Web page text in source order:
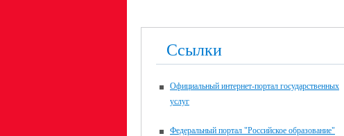
Ссылки
Официальный интернет-портал государственных
услуг
Федеральный портал "Российское образование"